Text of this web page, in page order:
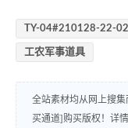
TY-04#210128-22-02
工农军事道具
全站素材均从网上搜
买通道]购买版权！详